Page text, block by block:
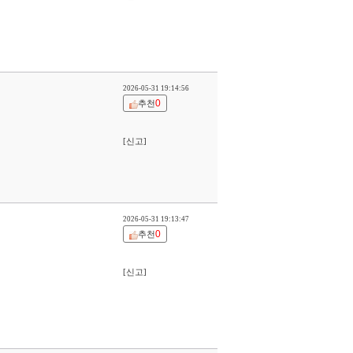
2026-05-31 19:14:56
추천0
[신고]
2026-05-31 19:13:47
추천0
[신고]